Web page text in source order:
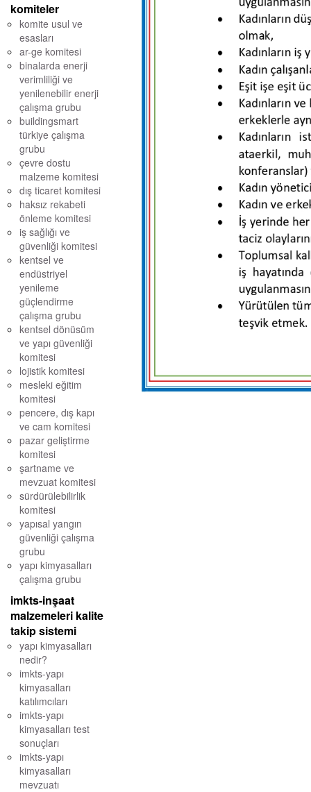
komiteler
komite usul ve
esasları
ar-ge komitesi
binalarda enerji
verimliliği ve
yenilenebilir enerji
çalışma grubu
buildingsmart
türkiye çalışma
grubu
çevre dostu
malzeme komitesi
dış ticaret komitesi
haksız rekabeti
önleme komitesi
iş sağlığı ve
güvenliği komitesi
kentsel ve
endüstriyel
yenileme
güçlendirme
çalışma grubu
kentsel dönüsüm
ve yapı güvenliği
komitesi
lojistik komitesi
mesleki eğitim
komitesi
pencere, dış kapı
ve cam komitesi
pazar geliştirme
komitesi
şartname ve
mevzuat komitesi
sürdürülebilirlik
komitesi
yapısal yangın
güvenliği çalışma
grubu
yapı kimyasalları
çalışma grubu
imkts-inşaat
malzemeleri kalite
takip sistemi
yapı kimyasalları
nedir?
imkts-yapı
kimyasalları
katılımcıları
imkts-yapı
kimyasalları test
sonuçları
imkts-yapı
kimyasalları
mevzuatı